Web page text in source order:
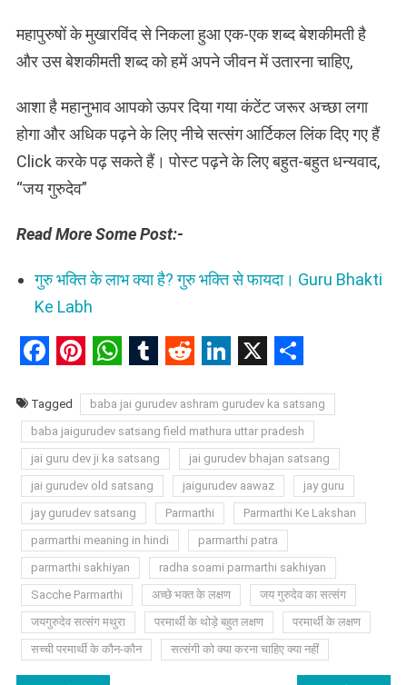
महापुरुषों के मुखारविंद से निकला हुआ एक-एक शब्द बेशकीमती है
और उस बेशकीमती शब्द को हमें अपने जीवन में उतारना चाहिए,
आशा है महानुभाव आपको ऊपर दिया गया कंटेंट जरूर अच्छा लगा
होगा और अधिक पढ़ने के लिए नीचे सत्संग आर्टिकल लिंक दिए गए हैं
Click करके पढ़ सकते हैं। पोस्ट पढ़ने के लिए बहुत-बहुत धन्यवाद,
“जय गुरुदेव”
Read More Some Post:-
गुरु भक्ति के लाभ क्या है? गुरु भक्ति से फायदा। Guru Bhakti
Ke Labh
Tagged
baba jai gurudev ashram gurudev ka satsang
baba jaigurudev satsang field mathura uttar pradesh
jai guru dev ji ka satsang
jai gurudev bhajan satsang
jai gurudev old satsang
jaigurudev aawaz
jay guru
jay gurudev satsang
Parmarthi
Parmarthi Ke Lakshan
parmarthi meaning in hindi
parmarthi patra
parmarthi sakhiyan
radha soami parmarthi sakhiyan
Sacche Parmarthi
अच्छे भक्त के लक्षण
जय गुरुदेव का सत्संग
जयगुरुदेव सत्संग मथुरा
परमार्थी के थोड़े बहुत लक्षण
परमार्थी के लक्षण
सच्ची परमार्थी के कौन-कौन
सत्संगी को क्या करना चाहिए क्या नहीं